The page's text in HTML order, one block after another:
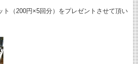
ト（200円×5回分）をプレゼントさせて頂い